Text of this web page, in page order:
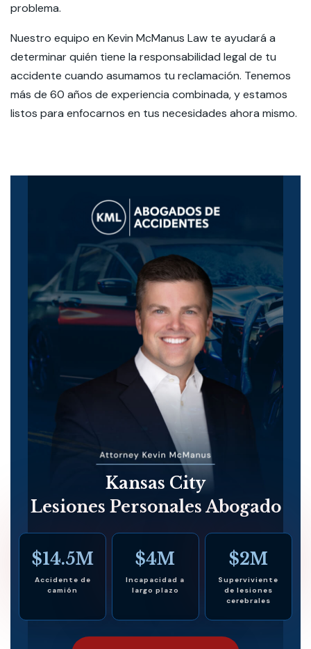
problema.
Nuestro equipo en Kevin McManus Law te ayudará a
determinar quién tiene la responsabilidad legal de tu
accidente cuando asumamos tu reclamación. Tenemos
más de 60 años de experiencia combinada, y estamos
listos para enfocarnos en tus necesidades ahora mismo.
Kansas City
Lesiones Personales Abogado
$14.5M
Accidente de
camión
$4M
Incapacidad a
largo plazo
$2M
Superviviente
de lesiones
cerebrales